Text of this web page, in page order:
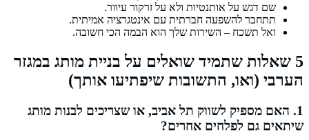
שם דגש על אותנטיות ולא על זרקור עיוור.
תתחבר להשפעה חברתית עם אינטגרציה אמיתית.
ואל תשכח – השירות שלך הוא הבמה הכי חשובה.
5 שאלות שתמיד שואלים על בניית מותג במגזר
הערבי (ואו, התשובות שיפתיעו אותך)
1. האם מספיק לשווק תל אביב, או שצריכים לבנות מותג
שיתאים גם לפלחים אחרים?